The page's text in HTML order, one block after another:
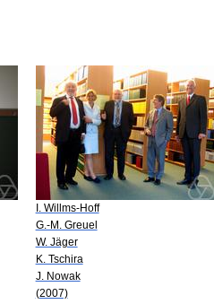
I. Willms-Hoff
G.-M. Greuel
W. Jäger
K. Tschira
J. Nowak
(2007)